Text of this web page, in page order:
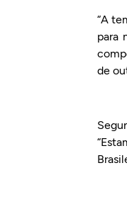
“A
para
de